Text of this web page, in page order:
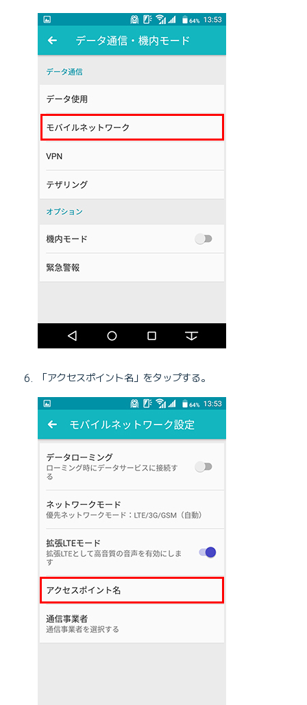
「アクセスポイント名」をタップする。